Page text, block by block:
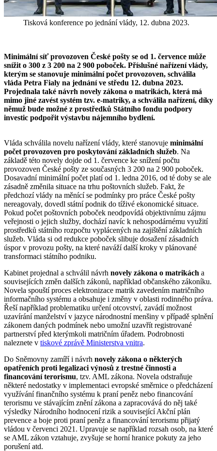
Tisková konference po jednání vlády, 12. dubna 2023.
Minimální síť provozoven České pošty se od 1. července může
snížit o 300 z 3 200 na 2 900 poboček. Příslušné nařízení vlády,
kterým se stanovuje minimální počet provozoven, schválila
vláda Petra Fialy na jednání ve středu 12. dubna 2023.
Projednala také návrh novely zákona o matrikách, která má
mimo jiné zavést systém tzv. e-matriky, a schválila nařízení, díky
němuž bude možné z prostředků Státního fondu podpory
investic podpořit výstavbu nájemního bydlení.
Vláda schválila novelu nařízení vlády, které stanovuje minimální
počet provozoven pro poskytování základních služeb. Na
základě této novely dojde od 1. července ke snížení počtu
provozoven České pošty ze současných 3 200 na 2 900 poboček.
Dosavadní minimální počet platí od 1. ledna 2016, od té doby se ale
zásadně změnila situace na trhu poštovních služeb. Fakt, že
předchozí vlády na měnící se podmínky pro práce České pošty
nereagovaly, dovedl státní podnik do tíživé ekonomické situace.
Pokud počet poštovních poboček neodpovídá objektivnímu zájmu
veřejnosti o jejich služby, dochází navíc k nehospodárnému využití
prostředků státního rozpočtu vyplácených na zajištění základních
služeb. Vláda si od redukce poboček slibuje dosažení zásadních
úspor v provozu pošty, na které naváží další kroky v plánované
transformaci státního podniku.
Kabinet projednal a schválil návrh novely zákona o matrikách a
souvisejících změn dalších zákonů, například občanského zákoníku.
Novela spouští proces elektronizace matrik zavedením matričního
informačního systému a obsahuje i změny v oblasti rodinného práva.
Řeší například problematiku určení otcovství, zavádí možnost
uzavírání manželství v jazyce národnostní menšiny v případě splnění
zákonem daných podmínek nebo umožní uzavřít registrované
partnerství před kterýmkoli matričním úřadem. Podrobnosti
naleznete v tiskové zprávě Ministerstva vnitra.
Do Sněmovny zamíří i návrh novely zákona o některých
opatřeních proti legalizaci výnosů z trestné činnosti a
financování terorismu, tzv. AML zákona. Novela odstraňuje
některé nedostatky v implementaci evropské směrnice o předcházení
využívání finančního systému k praní peněz nebo financování
terorismu ve stávajícím znění zákona a zapracovává do něj také
výsledky Národního hodnocení rizik a související Akční plán
prevence a boje proti praní peněz a financování terorismu přijatý
vládou v červenci 2021. Upravuje se například rozsah osob, na které
se AML zákon vztahuje, zvyšuje se horní hranice pokuty za jeho
porušení atd.